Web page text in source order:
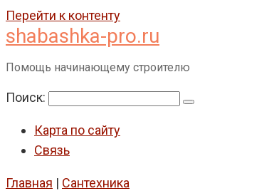
Перейти к контенту
shabashka-pro.ru
Помощь начинающему строителю
Поиск:
Карта по сайту
Связь
Главная | Сантехника